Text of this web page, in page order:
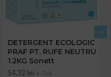
DETERGENT ECOLOGIC
PRAF PT. RUFE NEUTRU
1.2KG Sonett
54,32 lei + TVA